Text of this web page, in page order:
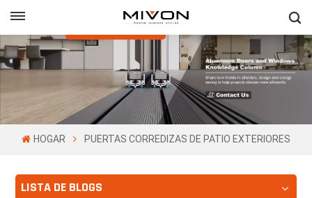
Obtenga Una
Cotización Gratis
HOGAR PUERTAS CORREDIZAS DE PATIO EXTERIORES
LISTA DE BLOGS